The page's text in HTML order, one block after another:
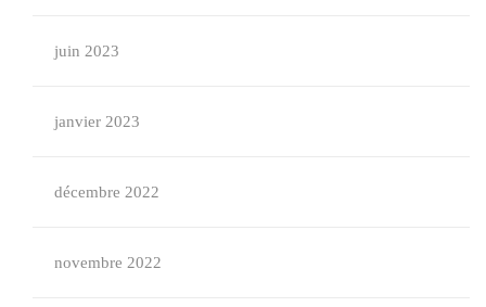
juin 2023
janvier 2023
décembre 2022
novembre 2022